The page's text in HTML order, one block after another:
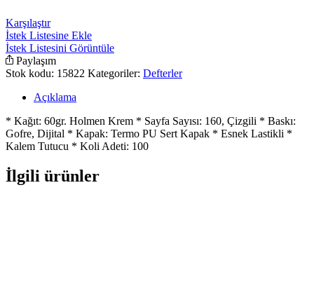
Karşılaştır
İstek Listesine Ekle
İstek Listesini Görüntüle
Paylaşım
Stok kodu: 15822 Kategoriler: Defterler
Açıklama
* Kağıt: 60gr. Holmen Krem * Sayfa Sayısı: 160, Çizgili * Baskı:
Gofre, Dijital * Kapak: Termo PU Sert Kapak * Esnek Lastikli *
Kalem Tutucu * Koli Adeti: 100
İlgili ürünler